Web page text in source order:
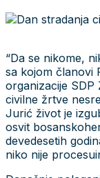
“Da se nikome,
sa kojom članovi
organizacije SDP
civilne žrtve
Jurić život je
osvit
devedesetih
niko nije